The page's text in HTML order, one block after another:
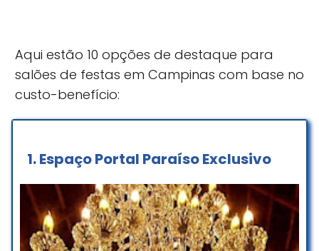
Aqui estão 10 opções de destaque para
salões de festas em Campinas com base no
custo-benefício:
1.Espaço Portal Paraíso Exclusivo